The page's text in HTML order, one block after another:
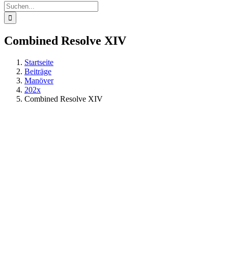
Suche
nach:
Combined Resolve XIV
Startseite
Beiträge
Manöver
202x
Combined Resolve XIV